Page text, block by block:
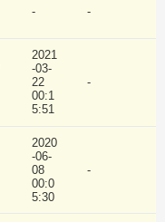
- -
2021
-03-
22
00:1
5:51
-
2020
-06-
08
00:0
5:30
-